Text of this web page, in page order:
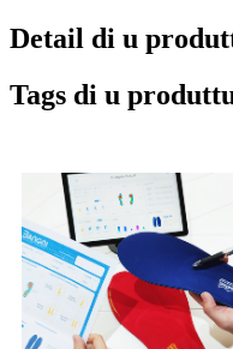
Detail di u
Tags di u